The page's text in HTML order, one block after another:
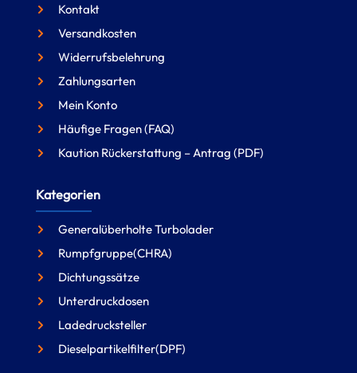
Kontakt
Versandkosten
Widerrufsbelehrung
Zahlungsarten
Mein Konto
Häufige Fragen (FAQ)
Kaution Rückerstattung – Antrag (PDF)
Kategorien
Generalüberholte Turbolader
Rumpfgruppe(CHRA)
Dichtungssätze
Unterdruckdosen
Ladedrucksteller
Dieselpartikelfilter(DPF)